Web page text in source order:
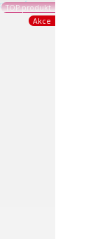
TOP produkt
Akce